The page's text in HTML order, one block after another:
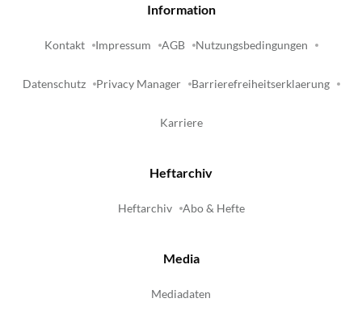
Information
Kontakt Impressum AGB Nutzungsbedingungen
Datenschutz Privacy Manager Barrierefreiheitserklaerung
Karriere
Heftarchiv
Heftarchiv Abo & Hefte
Media
Mediadaten